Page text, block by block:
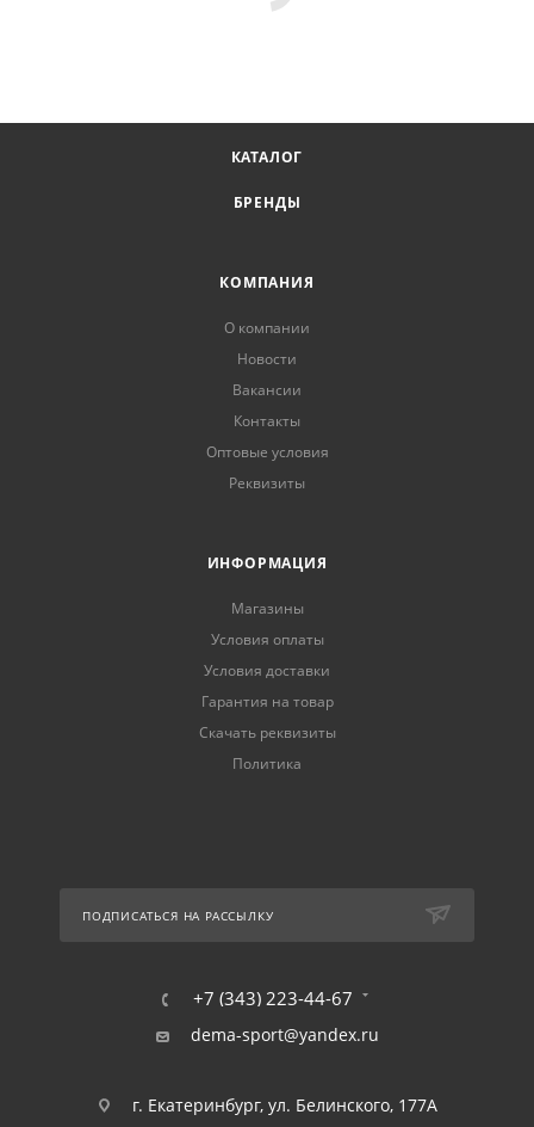
КАТАЛОГ
БРЕНДЫ
КОМПАНИЯ
О компании
Новости
Вакансии
Контакты
Оптовые условия
Реквизиты
ИНФОРМАЦИЯ
Магазины
Условия оплаты
Условия доставки
Гарантия на товар
Скачать реквизиты
Политика
ПОДПИСАТЬСЯ НА РАССЫЛКУ
+7 (343) 223-44-67
dema-sport@yandex.ru
г. Екатеринбург, ул. Белинского, 177А